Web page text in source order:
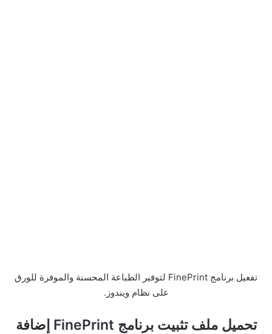
تفعيل برنامج FinePrint لتوفير الطباعة المحسنة والموفرة للورق
على نظام ويندوز.
تحميل ملف تثبيت برنامج FinePrint إضافة